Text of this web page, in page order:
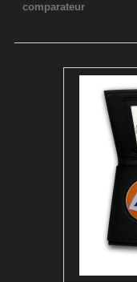
comparateur